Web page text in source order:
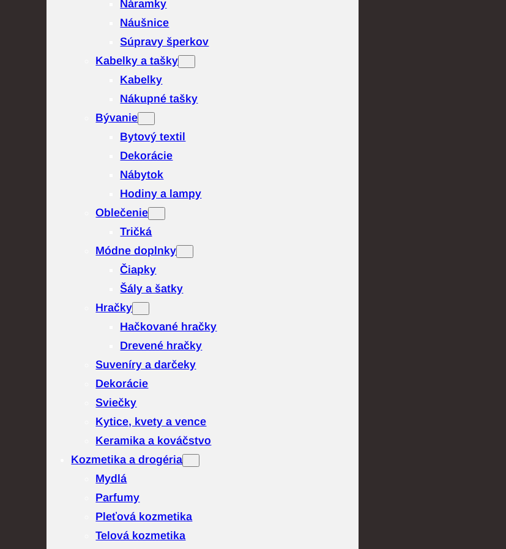
Náramky
Náušnice
Súpravy šperkov
Kabelky a tašky
Kabelky
Nákupné tašky
Bývanie
Bytový textil
Dekorácie
Nábytok
Hodiny a lampy
Oblečenie
Tričká
Módne doplnky
Čiapky
Šály a šatky
Hračky
Hačkované hračky
Drevené hračky
Suveníry a darčeky
Dekorácie
Sviečky
Kytice, kvety a vence
Keramika a kováčstvo
Kozmetika a drogéria
Mydlá
Parfumy
Pleťová kozmetika
Telová kozmetika